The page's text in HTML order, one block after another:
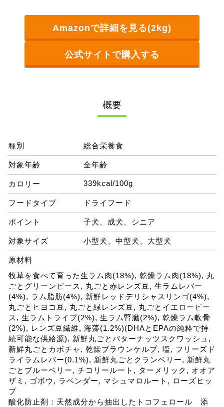
Amazonで詳細を見る(2kg)
公式サイトで購入する
概要
種別 総合栄養食
対象年齢 全年齢
カロリー 339kcal/100g
フードタイプ ドライフード
ポイント 子犬、成犬、シニア
対象サイズ 小型犬、中型犬、大型犬
原材料
牧草を食べて育った生ラム肉(18%), 乾燥ラム肉(18%), 丸
ごとグリーンピース, 丸ごと赤レンズ豆, 生ラムレバー
(4%), ラム脂肪(4%), 新鮮レッドデリシャスリンゴ(4%),
丸ごとヒヨコ豆, 丸ごと緑レンズ豆, 丸ごとイエローピー
ス, 生ラムトライプ(2%), 生ラム腎臓(2%), 乾燥ラム軟骨
(2%), レンズ豆繊維, 海藻(1.2%)(DHAとEPAの純粋で持
続可能な供給源), 新鮮丸ごとバターナッツスクワッシュ,
新鮮丸ごとカボチャ, 乾燥ブラウンケルプ, 塩, フリーズド
ライラムレバー(0.1%), 新鮮丸ごとクランベリー, 新鮮丸
ごとブルーベリー, チコリールート, ターメリック, オオア
ザミ, ゴボウ, ラベンダー, マシュマロルート, ローズヒッ
プ
酸化防止剤：天然成分から抽出したトコフェロール 添